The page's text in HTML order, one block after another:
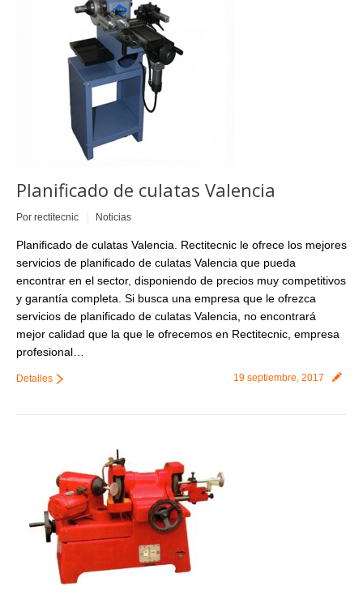
Planificado de culatas Valencia
Por rectitecnic Noticias
Planificado de culatas Valencia. Rectitecnic le ofrece los mejores
servicios de planificado de culatas Valencia que pueda
encontrar en el sector, disponiendo de precios muy competitivos
y garantía completa. Si busca una empresa que le ofrezca
servicios de planificado de culatas Valencia, no encontrará
mejor calidad que la que le ofrecemos en Rectitecnic, empresa
profesional…
19 septiembre, 2017
Detalles